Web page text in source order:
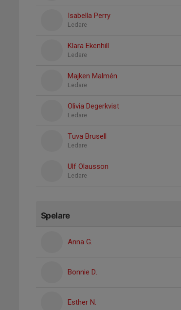
Isabella Perry
Ledare
Klara Ekenhill
Ledare
Majken Malmén
Ledare
Olivia Degerkvist
Ledare
Tuva Brusell
Ledare
Ulf Olausson
Ledare
Spelare
Anna G.
Bonnie D.
Esther N.